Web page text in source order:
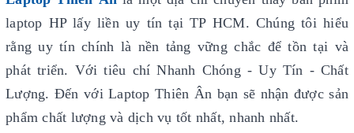
laptop HP lấy liền uy tín tại TP HCM. Chúng tôi hiểu
rằng uy tín chính là nền tảng vững chắc để tồn tại và
phát triển. Với tiêu chí Nhanh Chóng - Uy Tín - Chất
Lượng. Đến với Laptop Thiên Ân bạn sẽ nhận được sản
phẩm chất lượng và dịch vụ tốt nhất, nhanh nhất.